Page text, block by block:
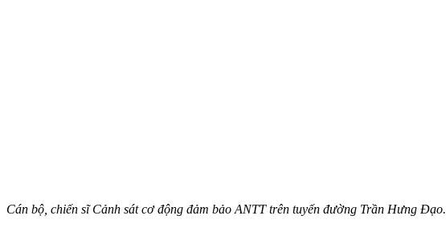
Cán bộ, chiến sĩ Cảnh sát cơ động đảm bảo ANTT trên tuyến đường Trần Hưng Đạo.